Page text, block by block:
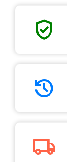
verified_user
history
local_shipping